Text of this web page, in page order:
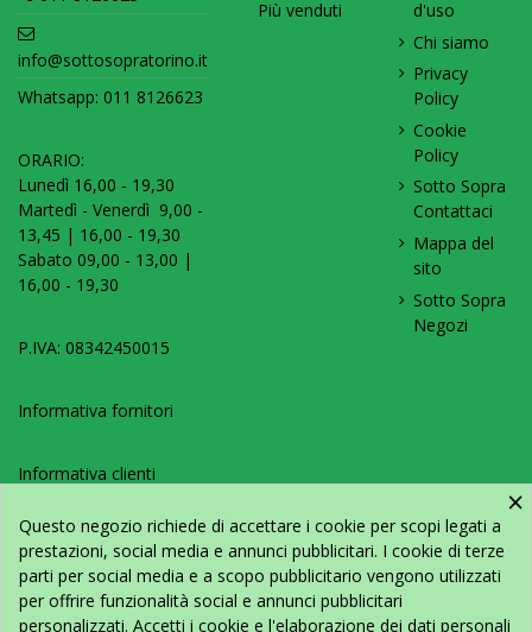
info@sottosopratorino.it
Whatsapp: 011 8126623
ORARIO:
Lunedì 16,00 - 19,30
Martedì - Venerdì 9,00 -
13,45 | 16,00 - 19,30
Sabato 09,00 - 13,00 |
16,00 - 19,30
P.IVA: 08342450015
Informativa fornitori
Informativa clienti
Più venduti
d'uso
Chi siamo
Privacy
Policy
Cookie
Policy
Sotto Sopra
Contattaci
Mappa del
sito
Sotto Sopra
Negozi
IL TUO ACCOUNT
Informazioni personali
Restituzione Prodotto
×
Questo negozio richiede di accettare i cookie per scopi legati a
prestazioni, social media e annunci pubblicitari. I cookie di terze
parti per social media e a scopo pubblicitario vengono utilizzati
per offrire funzionalità social e annunci pubblicitari
personalizzati. Accetti i cookie e l'elaborazione dei dati personali